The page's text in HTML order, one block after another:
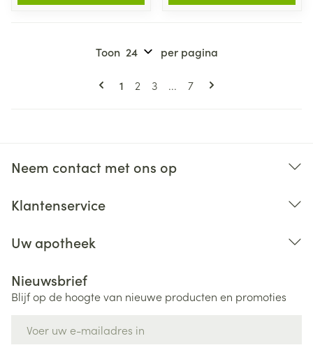
Pagina's
U lees momenteel pagina
1 Pagina
2 Pagina
3 ... Pagina
7
Toon per pagina
Neem contact met ons op
Klantenservice
Uw apotheek
Nieuwsbrief
Blijf op de hoogte van nieuwe producten en promoties